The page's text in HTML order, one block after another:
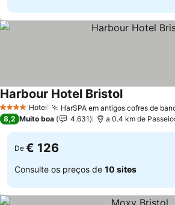
4 EstrelasHotel HarSPA em antigos cofres de
Harbour Hotel BristolVer preços
8,2 Muito boa 4.631 a 0.4 km de
De € 126
Consulte os preços de 10 sites